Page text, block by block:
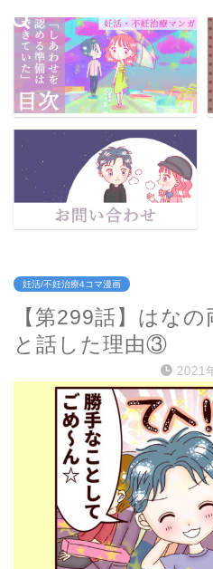
妊活/不妊治療4コマ漫画
【第299話】はな
と話した理由③
2021